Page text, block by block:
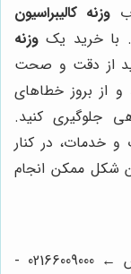
وزنه کالیبراسیون
با خرید یک وزنه
از دقت و صحت
و از بروز خطاهای
جلوگیری کنید.
و خدمات، در کنار
شکل ممکن انجام
خطوط ویژه فروش و خدمات پس از فروش ← 02166009000 -